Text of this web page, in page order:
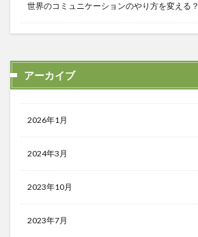
世界のコミュニケーションのやり方を変える？
アーカイブ
2026年1月
2024年3月
2023年10月
2023年7月